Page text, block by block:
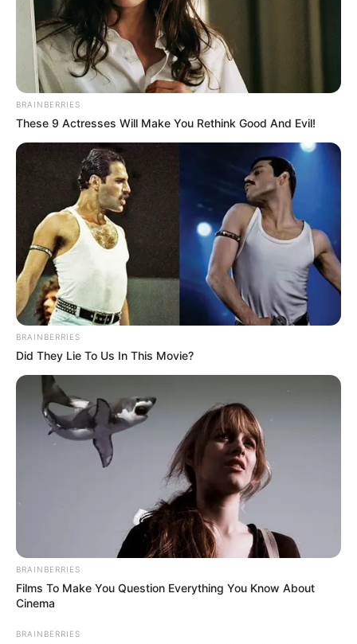
BRAINBERRIES
These 9 Actresses Will Make You Rethink Good And Evil!
BRAINBERRIES
Did They Lie To Us In This Movie?
BRAINBERRIES
Films To Make You Question Everything You Know About
Cinema
BRAINBERRIES